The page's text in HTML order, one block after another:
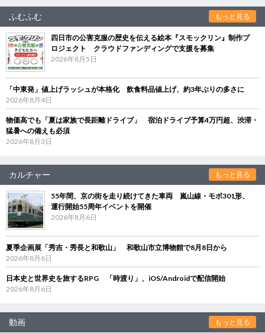
ふむふむ もっと見る
四日市の公害克服の歴史を伝える絵本『スモックリン』制作プ
ロジェクト クラウドファンディングで支援を募集
2026年8月5日
「中東発」値上げラッシュが本格化 飲食料品値上げ、約3年ぶりの多さに
2026年8月4日
物価高でも「夏は家族で長距離ドライブ」 宿泊ドライブ予算4万円超、渋滞・
猛暑への備えも必須
2026年8月3日
カルチャー もっと見る
55年間、京の街を走り続けてきた車両 嵐山線・モボ301形、
運行開始55周年イベントを開催
2026年8月6日
夏季企画展「秀吉・秀長と和歌山」 和歌山市立博物館で8月8日から
2026年8月6日
日本史と世界史を旅するRPG 「時渡り」、iOS/Androidで配信開始
2026年8月6日
動画 もっと見る